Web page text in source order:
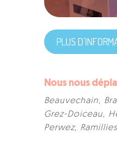
PLUS
Nous nous
Beauvechain,
Grez-Doiceau,
Perwez, Ramillies